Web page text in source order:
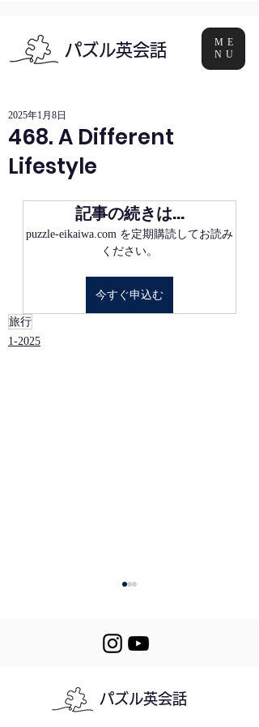
パズル英会話
ME
NU
468. A Different
Lifestyle
2025年1月8日
記事の続きは…
puzzle-eikaiwa.com を定期購読してお読み
ください。
今すぐ申込む
旅行
1-2025
474. Going Through
パズル英会話